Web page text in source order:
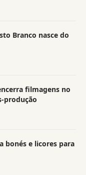
Branco nasce do
filmagens no
produção
bonés e licores para